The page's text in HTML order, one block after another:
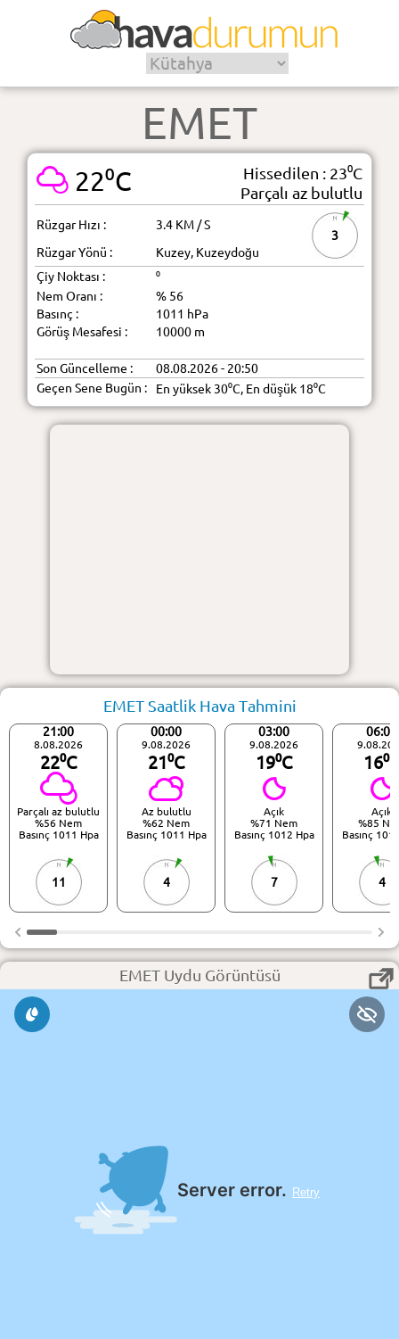
EMET
22⁰C
Hissedilen : 23⁰C
Parçalı az bulutlu
Rüzgar Hızı : 3.4 KM / S
3
Rüzgar Yönü :
Kuzey, Kuzeydoğu
Çiy Noktası :
⁰
Nem Oranı :
% 56
Basınç :
1011 hPa
Görüş Mesafesi :
10000 m
Son Güncelleme :
08.08.2026 - 20:50
Geçen Sene Bugün :
En yüksek 30⁰C, En düşük 18⁰C
EMET Saatlik Hava Tahmini
21:00
8.08.2026
22⁰C
Parçalı az bulutlu
%56 Nem
Basınç 1011 Hpa
11
00:00
9.08.2026
21⁰C
Az bulutlu
%62 Nem
Basınç 1011 Hpa
4
03:00
9.08.2026
19⁰C
Açık
%71 Nem
Basınç 1012 Hpa
7
06:00
16⁰C
Açık
%85
Basınç
4
EMET Uydu Görüntüsü